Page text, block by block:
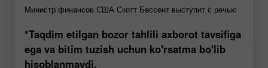
Министр финансов США Скотт Бессент выступит с речью
*Taqdim etilgan bozor tahlili axborot tavsifiga
ega va bitim tuzish uchun ko'rsatma bo'lib
hisoblanmaydi.